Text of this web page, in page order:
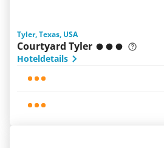
Tyler, Texas, USA
Courtyard Tyler
Hoteldetails